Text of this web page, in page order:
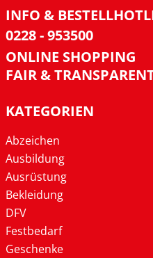
INFO &
0228 - 953500
ONLINE SHOPPING
FAIR &
KATEGORIEN
Abzeichen
Ausbildung
Ausrüstung
Bekleidung
DFV
Festbedarf
Geschenke